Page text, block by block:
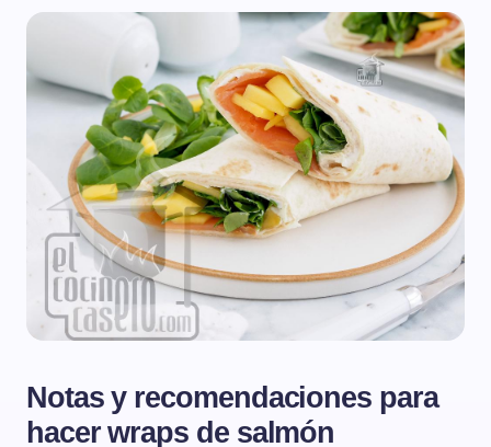
Notas y recomendaciones para
hacer wraps de salmón